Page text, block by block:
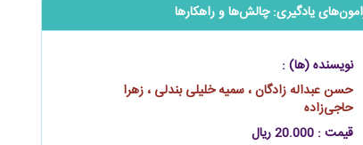
یادگیری: چالش‌ها و راهکارها
نویسنده (ها) :
حسن عبداله زادگان ، سمیه خلیلی بندلی ، زهرا
حاجی‌زاده
قیمت : 20.000 ریال